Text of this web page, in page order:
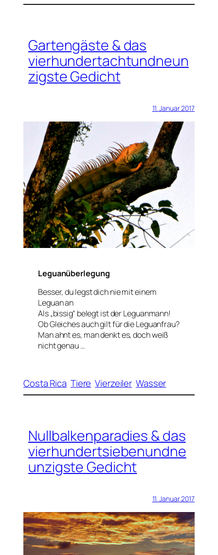
Gartengäste & das
vierhundertachtundneun
zigste Gedicht
11. Januar 2017
Leguanüberlegung
Besser, du legst dich nie mit einem
Leguan an
Als „bissig“ belegt ist der Leguanmann!
Ob Gleiches auch gilt für die Leguanfrau?
Man ahnt es, man denkt es, doch weiß
nicht genau …
Costa Rica Tiere Vierzeiler Wasser
Nullbalkenparadies & das
vierhundertsiebenundne
unzigste Gedicht
11. Januar 2017